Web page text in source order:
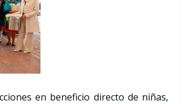
en beneficio directo de niñas,